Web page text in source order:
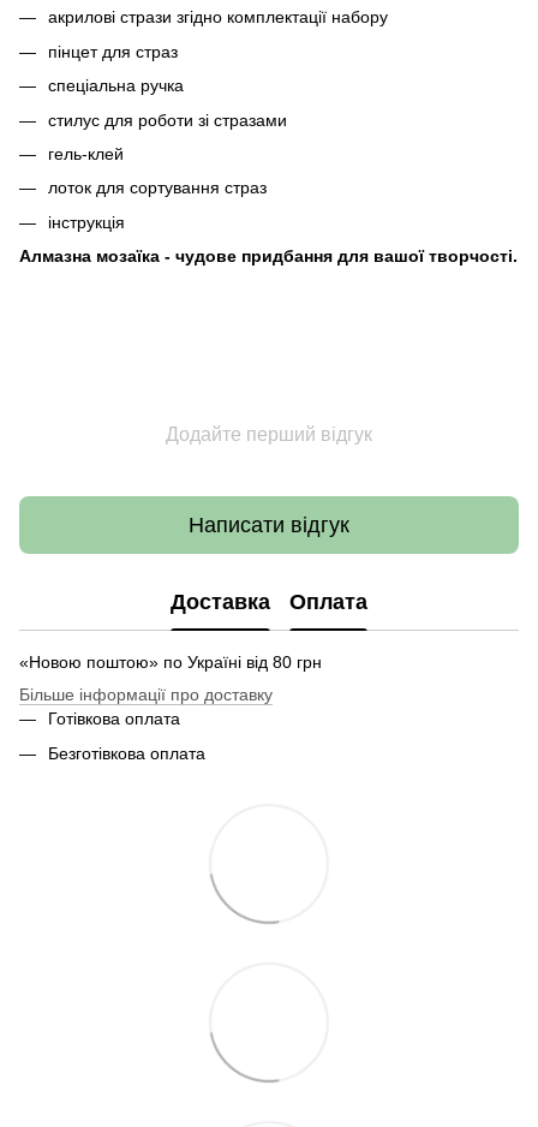
акрилові стрази згідно комплектації набору
пінцет для страз
спеціальна ручка
стилус для роботи зі стразами
гель-клей
лоток для сортування страз
інструкція
Алмазна мозаїка - чудове придбання для вашої творчості.
Додайте перший відгук
Написати відгук
Доставка Оплата
«Новою поштою» по Україні від 80 грн
Більше інформації про доставку
Готівкова оплата
Безготівкова оплата